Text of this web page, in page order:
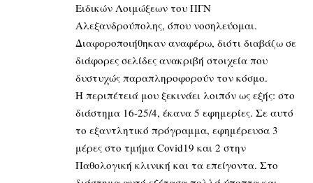
Ειδικών Λοιμώξεων του ΠΓΝ
Αλεξανδρούπολης, όπου νοσηλεύομαι.
Διαφοροποιήθηκαν αναφέρω, διότι διαβάζω σε
διάφορες σελίδες ανακριβή στοιχεία που
δυστυχώς παραπληροφορούν τον κόσμο.
Η περιπέτειά μου ξεκινάει λοιπόν ως εξής: στο
διάστημα 16-25/4, έκανα 5 εφημερίες. Σε αυτό
το εξαντλητικό πρόγραμμα, εφημέρευσα 3
μέρες στο τμήμα Covid19 και 2 στην
Παθολογική κλινική και τα επείγοντα. Στο